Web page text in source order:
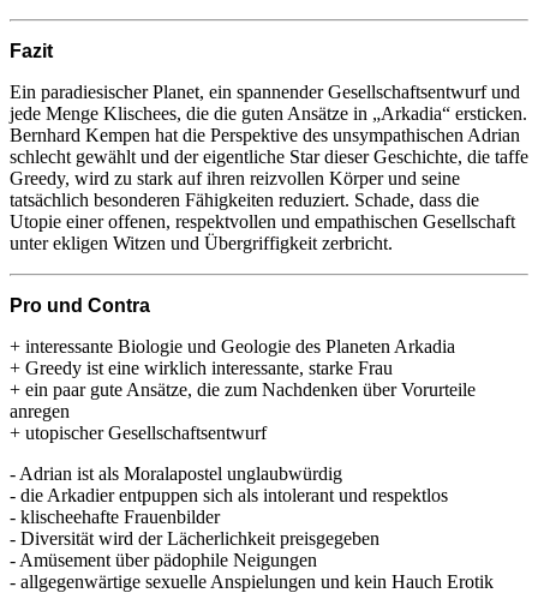
Fazit
Ein paradiesischer Planet, ein spannender Gesellschaftsentwurf und
jede Menge Klischees, die die guten Ansätze in „Arkadia“ ersticken.
Bernhard Kempen hat die Perspektive des unsympathischen Adrian
schlecht gewählt und der eigentliche Star dieser Geschichte, die taffe
Greedy, wird zu stark auf ihren reizvollen Körper und seine
tatsächlich besonderen Fähigkeiten reduziert. Schade, dass die
Utopie einer offenen, respektvollen und empathischen Gesellschaft
unter ekligen Witzen und Übergriffigkeit zerbricht.
Pro und Contra
+ interessante Biologie und Geologie des Planeten Arkadia
+ Greedy ist eine wirklich interessante, starke Frau
+ ein paar gute Ansätze, die zum Nachdenken über Vorurteile
anregen
+ utopischer Gesellschaftsentwurf
- Adrian ist als Moralapostel unglaubwürdig
- die Arkadier entpuppen sich als intolerant und respektlos
- klischeehafte Frauenbilder
- Diversität wird der Lächerlichkeit preisgegeben
- Amüsement über pädophile Neigungen
- allgegenwärtige sexuelle Anspielungen und kein Hauch Erotik